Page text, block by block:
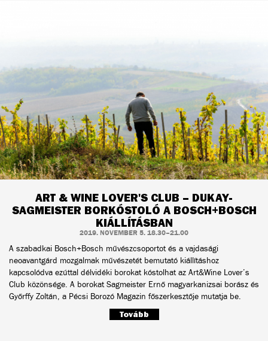
ART & WINE LOVER'S CLUB – DUKAY-
SAGMEISTER BORKÓSTOLÓ A BOSCH+BOSCH
KIÁLLÍTÁSBAN
2019. NOVEMBER 5. 18.30–21.00
A szabadkai Bosch+Bosch művészcsoportot és a vajdasági
neoavantgárd mozgalmak művészetét bemutató kiállításhoz
kapcsolódva ezúttal délvidéki borokat kóstolhat az Art&Wine Lover’s
Club közönsége. A borokat Sagmeister Ernő magyarkanizsai borász és
Győrffy Zoltán, a Pécsi Borozó Magazin főszerkesztője mutatja be.
Tovább